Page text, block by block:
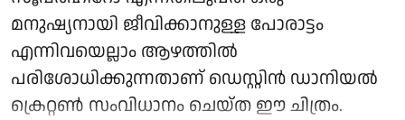
മനുഷ്യനായി ജീവിക്കാനുള്ള പോരാട്ടം
എന്നിവയെല്ലാം ആഴത്തിൽ
പരിശോധിക്കുന്നതാണ് ഡെസ്റ്റിൻ ഡാനിയൽ
ക്രെറ്റൺ സംവിധാനം ചെയ്ത ഈ ചിത്രം.